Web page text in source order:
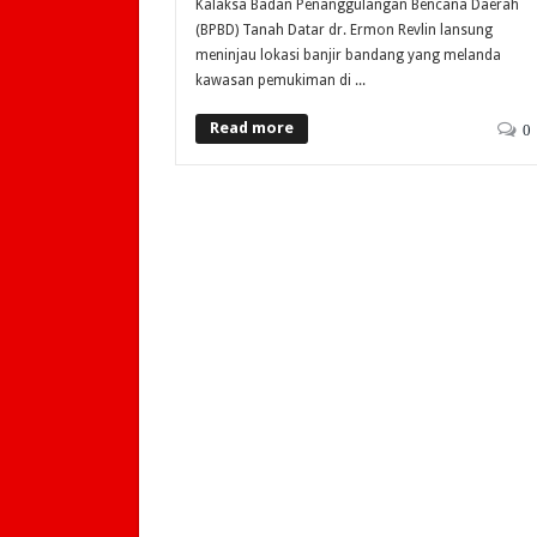
Kalaksa Badan Penanggulangan Bencana Daerah
(BPBD) Tanah Datar dr. Ermon Revlin lansung
meninjau lokasi banjir bandang yang melanda
kawasan pemukiman di ...
Read more 0